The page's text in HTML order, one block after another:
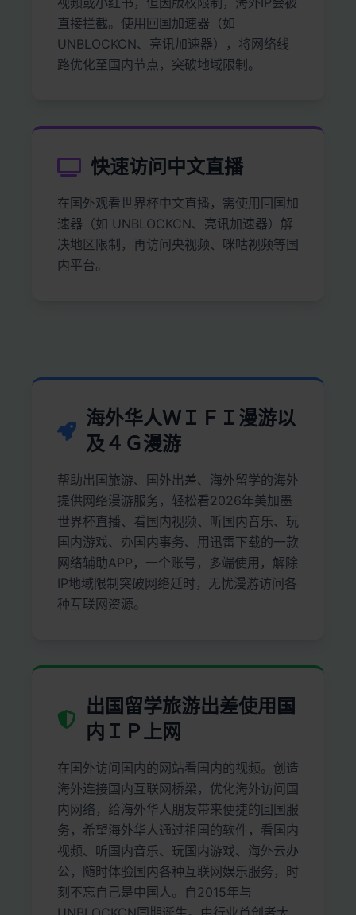
直接拦截。使用‌回国加速器‌（如
UNBLOCKCN、亮讯加速器），将网络线
路优化至国内节点，突破地域限制。
快速访问中文直播
在国外观看世界杯中文直播，需使用回国加
速器（如 UNBLOCKCN、亮讯加速器）解
决地区限制，再访问央视频、咪咕视频等国
内平台。
海外华人ＷＩＦＩ漫游以
及４Ｇ漫游
帮助出国旅游、国外出差、海外留学的海外
提供网络漫游服务，轻松看2026年美加墨
世界杯直播、看国内视频、听国内音乐、玩
国内游戏、办国内事务、用迅雷下载的一款
网络辅助APP，一个账号，多端使用，解除
IP地域限制突破网络延时，无忧漫游访问各
种互联网资源。
出国留学旅游出差使用国
内ＩＰ上网
在国外访问国内的网站看国内的视频。创造
海外连接国内互联网桥梁，优化海外访问国
内网络，给海外华人朋友带来便捷的回国服
务，希望海外华人通过祖国的软件，看国内
视频、听国内音乐、玩国内游戏、海外云办
公，随时体验国内各种互联网娱乐服务，时
刻不忘自己是中国人。自2015年与